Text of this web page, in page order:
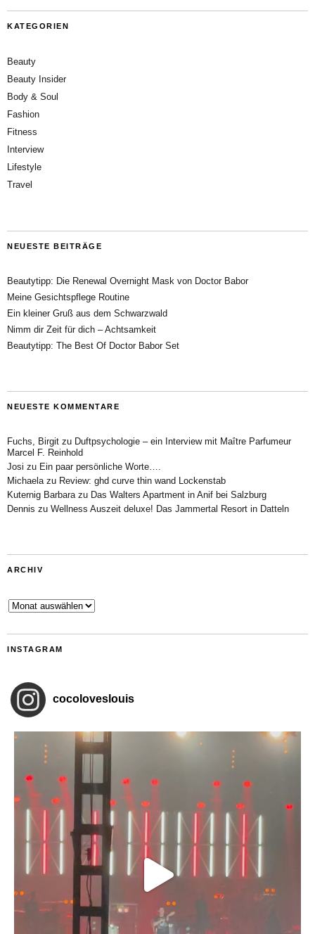
KATEGORIEN
Beauty
Beauty Insider
Body & Soul
Fashion
Fitness
Interview
Lifestyle
Travel
NEUESTE BEITRÄGE
Beautytipp: Die Renewal Overnight Mask von Doctor Babor
Meine Gesichtspflege Routine
Ein kleiner Gruß aus dem Schwarzwald
Nimm dir Zeit für dich – Achtsamkeit
Beautytipp: The Best Of Doctor Babor Set
NEUESTE KOMMENTARE
Fuchs, Birgit zu Duftpsychologie – ein Interview mit Maître Parfumeur
Marcel F. Reinhold
Josi zu Ein paar persönliche Worte….
Michaela zu Review: ghd curve thin wand Lockenstab
Kuternig Barbara zu Das Walters Apartment in Anif bei Salzburg
Dennis zu Wellness Auszeit deluxe! Das Jammertal Resort in Datteln
ARCHIV
Archiv
INSTAGRAM
cocoloveslouis